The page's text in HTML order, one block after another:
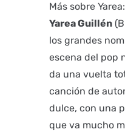
Más sobre Yarea:
Yarea Guillén
los grandes
escena del pop
da una vuelta
canción de
dulce, con una
que va mucho